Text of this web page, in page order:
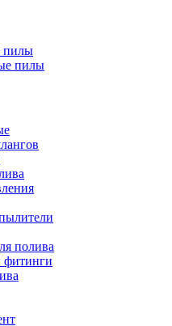
пилы
пилы
полива
фитинги